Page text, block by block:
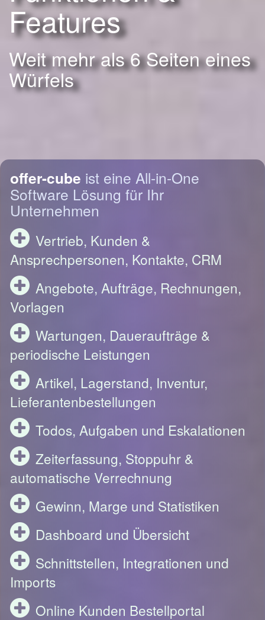
Features
Weit mehr als 6 Seiten eines
Würfels
offer-cube ist eine All-in-One
Software Lösung für Ihr
Unternehmen
Vertrieb, Kunden &
Ansprechpersonen, Kontakte, CRM
Angebote, Aufträge, Rechnungen,
Vorlagen
Wartungen, Daueraufträge &
periodische Leistungen
Artikel, Lagerstand, Inventur,
Lieferantenbestellungen
Todos, Aufgaben und Eskalationen
Zeiterfassung, Stoppuhr &
automatische Verrechnung
Gewinn, Marge und Statistiken
Dashboard und Übersicht
Schnittstellen, Integrationen und
Imports
Online Kunden Bestellportal